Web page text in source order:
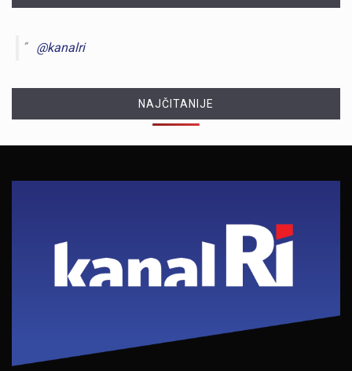
@kanalri
NAJČITANIJE